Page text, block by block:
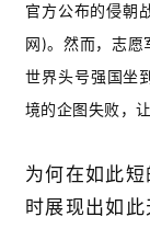
官方公布的侵朝
网)。然而，志愿
世界头号强国坐
境的企图失败，
为何在如此
时展现出如此